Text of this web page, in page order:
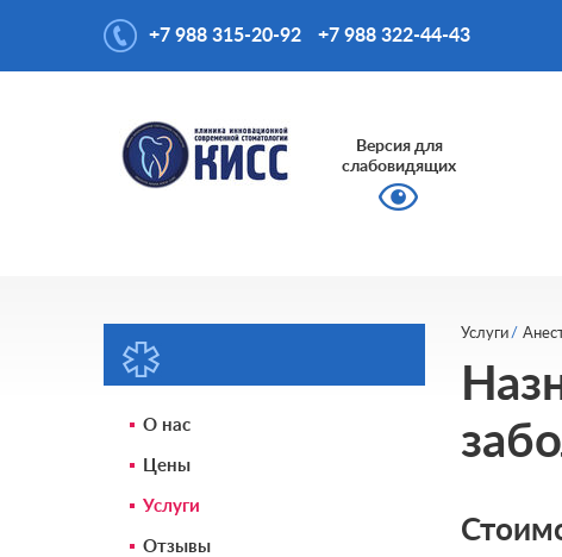
+7 988 315-20-92 +7 988 322-44-43
Версия для
слабовидящих
О нас
Цены
Услуги
Отзывы
Услуги